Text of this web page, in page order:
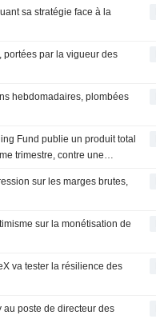
sa stratégie face à la
portées par la vigueur des
hebdomadaires, plombées
Fund publie un produit total
trimestre, contre une
sur les marges brutes,
sur la monétisation de
va tester la résilience des
au poste de directeur des